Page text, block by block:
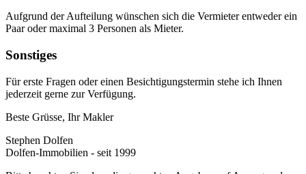
Aufgrund der Aufteilung wünschen sich die Vermieter entweder ein
Paar oder maximal 3 Personen als Mieter.
Sonstiges
Für erste Fragen oder einen Besichtigungstermin stehe ich Ihnen
jederzeit gerne zur Verfügung.
Beste Grüsse, Ihr Makler
Stephen Dolfen
Dolfen-Immobilien - seit 1999